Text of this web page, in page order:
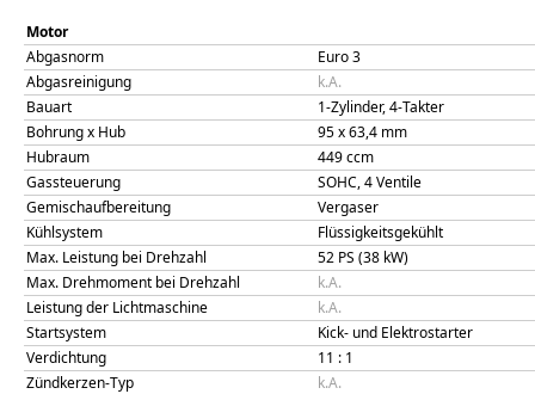
Motor
Abgasnorm
Euro 3
Abgasreinigung
k.A.
Bauart
1-Zylinder, 4-Takter
Bohrung x Hub
95x63,4 mm
Hubraum
449ccm
Gassteuerung
SOHC, 4 Ventile
Gemischaufbereitung
Vergaser
Kühlsystem
Flüssigkeitsgekühlt
Max. Leistung bei Drehzahl
52 PS (38 kW)
Max. Drehmoment bei Drehzahl
k.A.
Leistung der Lichtmaschine
k.A.
Startsystem
Kick- und Elektrostarter
Verdichtung
11 : 1
Zündkerzen-Typ
k.A.